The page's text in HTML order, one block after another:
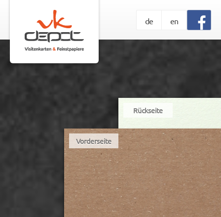
de en
Vorderseite
Rückseite